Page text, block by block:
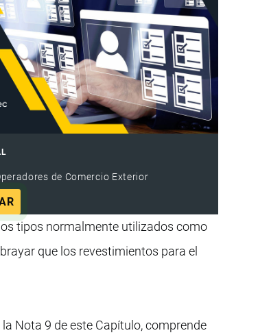
de Comercio Exterior
tipos normalmente utilizados como
que los revestimientos para el
Nota 9 de este Capítulo, comprende